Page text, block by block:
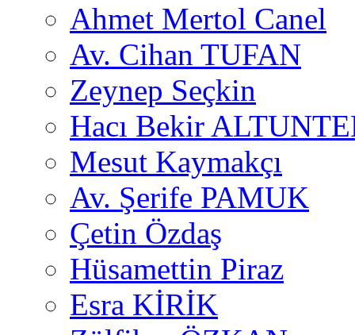
Ahmet Mertol Canel
Av. Cihan TUFAN
Zeynep Seçkin
Hacı Bekir
Mesut Kaymakçı
Av. Şerife PAMUK
Çetin Özdaş
Hüsamettin Piraz
Esra KİRİK